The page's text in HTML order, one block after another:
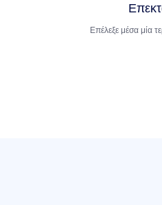
Επέλεξε μέσα μία